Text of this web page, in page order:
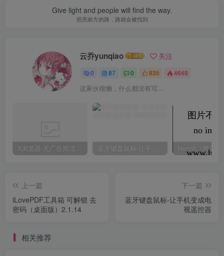
Give light and people will find the way.
照亮前方的路，路就会被找到
云乔yunqiao 关注
0 87 0 835 4649
这家伙很懒，什么都没有写...
X浏览器-无广告简洁浏览器 蓝牙键盘鼠标-让手机变成电视遥控器
上一篇
iLovePDF工具箱 可解锁 去
密码（桌面版）2.1.14
下一篇
蓝牙键盘鼠标-让手机变成电
视遥控器
相关推荐